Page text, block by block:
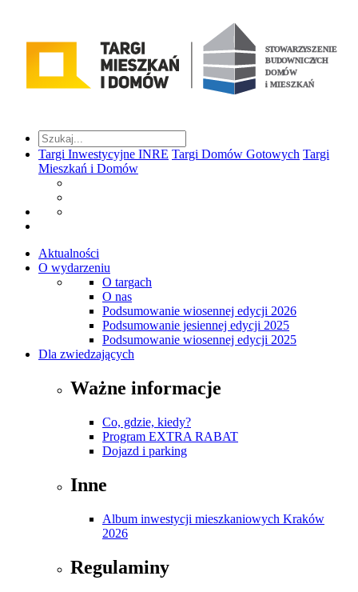
Targi Inwestycyjne INRE Targi Domów Gotowych Targi
Mieszkań i Domów
Aktualności
O wydarzeniu
O targach
O nas
Podsumowanie wiosennej edycji 2026
Podsumowanie jesiennej edycji 2025
Podsumowanie wiosennej edycji 2025
Dla zwiedzających
Ważne informacje
Co, gdzie, kiedy?
Program EXTRA RABAT
Dojazd i parking
Inne
Album inwestycji mieszkaniowych Kraków
2026
Regulaminy